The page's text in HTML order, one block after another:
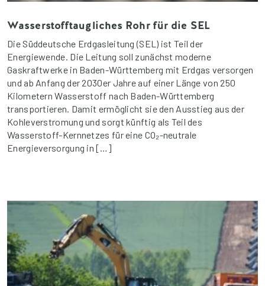
Wasserstofftaugliches Rohr für die SEL
Die Süddeutsche Erdgasleitung (SEL) ist Teil der
Energiewende. Die Leitung soll zunächst moderne
Gaskraftwerke in Baden-Württemberg mit Erdgas versorgen
und ab Anfang der 2030er Jahre auf einer Länge von 250
Kilometern Wasserstoff nach Baden-Württemberg
transportieren. Damit ermöglicht sie den Ausstieg aus der
Kohleverstromung und sorgt künftig als Teil des
Wasserstoff-Kernnetzes für eine CO₂-neutrale
Energieversorgung in […]